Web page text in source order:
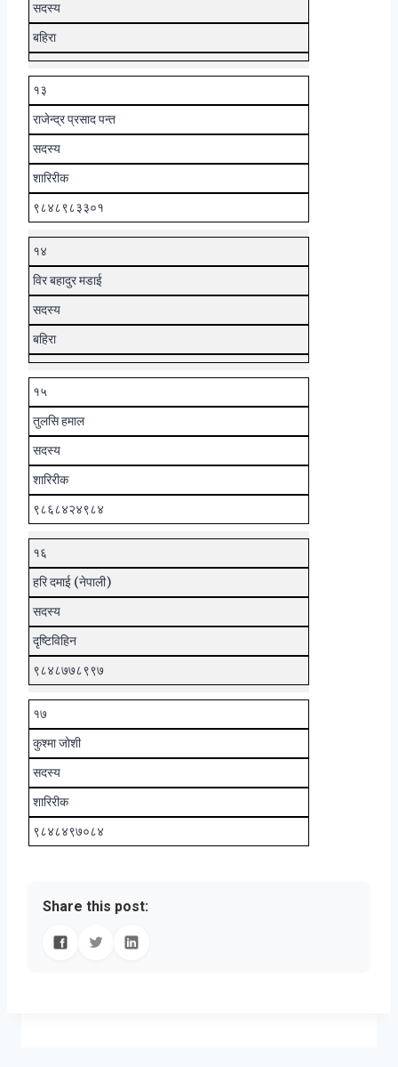
सदस्य
बहिरा
१३
राजेन्द्र प्रसाद पन्त
सदस्य
शारिरीक
९८४८९८३३०१
१४
विर बहादुर मडाई
सदस्य
बहिरा
१५
तुलसि हमाल
सदस्य
शारिरीक
९८६८४२४९८४
१६
हरि दमाई (नेपाली)
सदस्य
दृष्टिविहिन
९८४८७७८९९७
१७
कुश्मा जोशी
सदस्य
शारिरीक
९८४८४९७०८४
Share this post: